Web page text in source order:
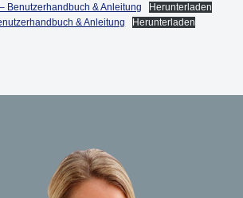
Benutzerhandbuch & Anleitung
Herunterladen
& Anleitung
Herunterladen